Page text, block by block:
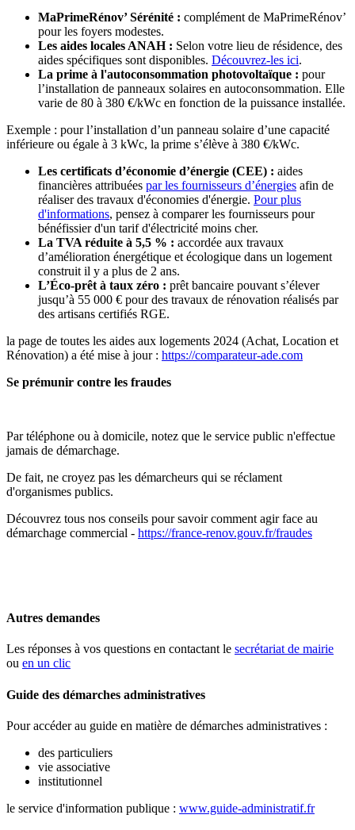
MaPrimeRénov’ Sérénité : complément de MaPrimeRénov’
pour les foyers modestes.
Les aides locales ANAH : Selon votre lieu de résidence, des
aides spécifiques sont disponibles. Découvrez-les ici.
La prime à l'autoconsommation photovoltaïque : pour
l’installation de panneaux solaires en autoconsommation. Elle
varie de 80 à 380 €/kWc en fonction de la puissance installée.
Exemple : pour l’installation d’un panneau solaire d’une capacité
inférieure ou égale à 3 kWc, la prime s’élève à 380 €/kWc.
Les certificats d’économie d’énergie (CEE) : aides
financières attribuées par les fournisseurs d’énergies afin de
réaliser des travaux d'économies d'énergie. Pour plus
d'informations, pensez à comparer les fournisseurs pour
bénéfissier d'un tarif d'électricité moins cher.
La TVA réduite à 5,5 % : accordée aux travaux
d’amélioration énergétique et écologique dans un logement
construit il y a plus de 2 ans.
L’Éco-prêt à taux zéro : prêt bancaire pouvant s’élever
jusqu’à 55 000 € pour des travaux de rénovation réalisés par
des artisans certifiés RGE.
la page de toutes les aides aux logements 2024 (Achat, Location et
Rénovation) a été mise à jour : https://comparateur-ade.com
Se prémunir contre les fraudes
Par téléphone ou à domicile, notez que le service public n'effectue
jamais de démarchage.
De fait, ne croyez pas les démarcheurs qui se réclament
d'organismes publics.
Découvrez tous nos conseils pour savoir comment agir face au
démarchage commercial - https://france-renov.gouv.fr/fraudes
Autres demandes
Les réponses à vos questions en contactant le secrétariat de mairie
ou en un clic
Guide des démarches administratives
Pour accéder au guide en matière de démarches administratives :
des particuliers
vie associative
institutionnel
le service d'information publique : www.guide-administratif.fr